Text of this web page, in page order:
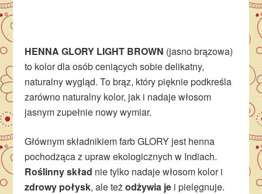
HENNA GLORY LIGHT BROWN (jasno brązowa)
to kolor dla osób ceniących sobie delikatny,
naturalny wygląd. To brąz, który pięknie podkreśla
zarówno naturalny kolor, jak i nadaje włosom
jasnym zupełnie nowy wymiar.
Głównym składnikiem farb GLORY jest henna
pochodząca z upraw ekologicznych w Indiach.
Roślinny skład nie tylko nadaje włosom kolor i
zdrowy połysk, ale teżodżywia je i pielęgnuje.